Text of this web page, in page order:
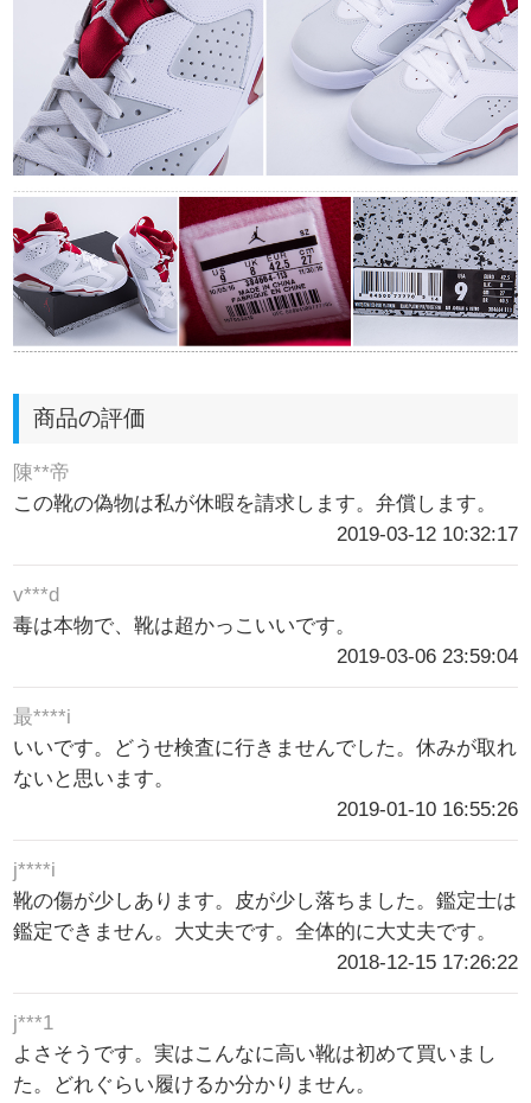
商品の評価
陳**帝
この靴の偽物は私が休暇を請求します。弁償します。
2019-03-12 10:32:17
v***d
毒は本物で、靴は超かっこいいです。
2019-03-06 23:59:04
最****i
いいです。どうせ検査に行きませんでした。休みが取れ
ないと思います。
2019-01-10 16:55:26
j****i
靴の傷が少しあります。皮が少し落ちました。鑑定士は
鑑定できません。大丈夫です。全体的に大丈夫です。
2018-12-15 17:26:22
j***1
よさそうです。実はこんなに高い靴は初めて買いまし
た。どれぐらい履けるか分かりません。